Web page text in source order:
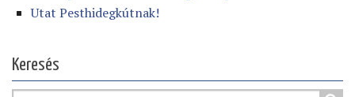
Utat Pesthidegkútnak!
Keresés